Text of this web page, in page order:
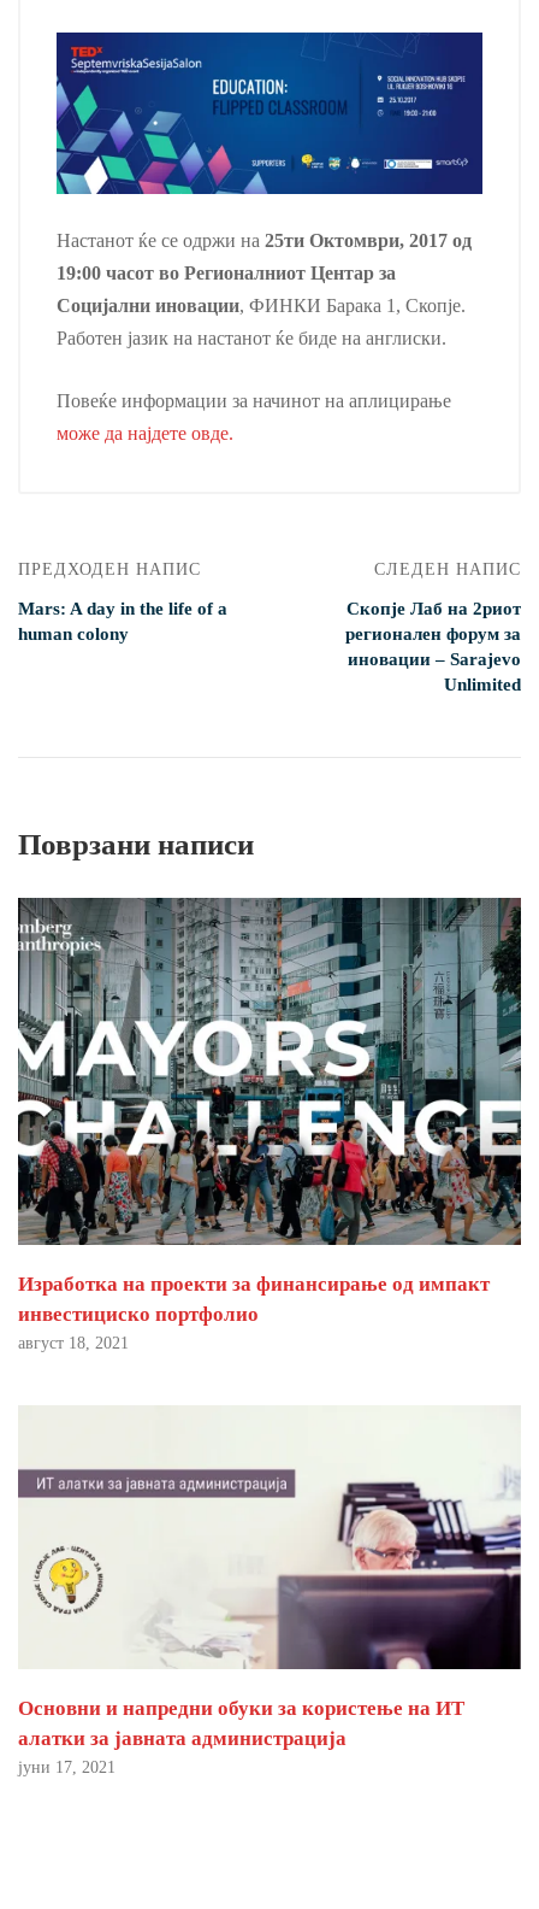
Настанот ќе се одржи на 25ти Октомври, 2017 од
19:00 часот во Регионалниот Центар за
Социјални иновации, ФИНКИ Барака 1, Скопје.
Работен јазик на настанот ќе биде на англиски.
Повеќе информации за начинот на аплицирање
може да најдете овде.
ПРЕДХОДЕН НАПИС
Mars: A day in the life of a
human colony
СЛЕДЕН НАПИС
Скопје Лаб на 2риот
регионален форум за
иновации – Sarajevo
Unlimited
Поврзани написи
Изработка на проекти за финансирање од импакт
инвестициско портфолио
август 18, 2021
Основни и напредни обуки за користење на ИТ
алатки за јавната администрација
јуни 17, 2021